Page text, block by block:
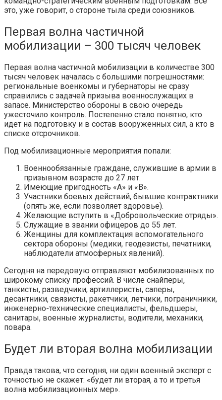
это, уже говорит, о стороне тыла среди союзников.
Первая волна частичной
мобилизации – 300 тысяч человек
Первая волна частичной мобилизации в количестве 300
тысяч человек началась с большими погрешностями:
региональные военкомы и губернаторы не сразу
справились с задачей призыва военнослужащих в
запасе. Министерство обороны в свою очередь
ужесточило контроль. Постепенно стало понятно, кто
идет на подготовку и в состав вооруженных сил, а кто в
списке отсрочников.
Под мобилизационные мероприятия попали:
Военнообязанные граждане, служившие в армии в
призывном возрасте до 27 лет.
Имеющие пригодность «А» и «B».
Участники боевых действий, бывшие контрактники
(опять же, если позволяет здоровье).
Желающие вступить в «Добровольческие отряды».
Служащие в звании офицеров до 55 лет.
Женщины для комплектация вспомогательного
сектора обороны (медики, геодезисты, печатники,
наблюдатели атмосферных явлений).
Сегодня на передовую отправляют мобилизованных по
широкому списку профессий. В числе снайперы,
танкисты, разведчики, артиллеристы, саперы,
десантники, связисты, ракетчики, летчики, пограничники,
инженерно-технические специалисты, фельдшеры,
санитары, военные журналисты, водители, механики,
повара.
Будет ли вторая волна мобилизации
Правда такова, что сегодня, ни один военный эксперт с
точностью не скажет: «будет ли вторая, а то и третья
волна мобилизационных мер».